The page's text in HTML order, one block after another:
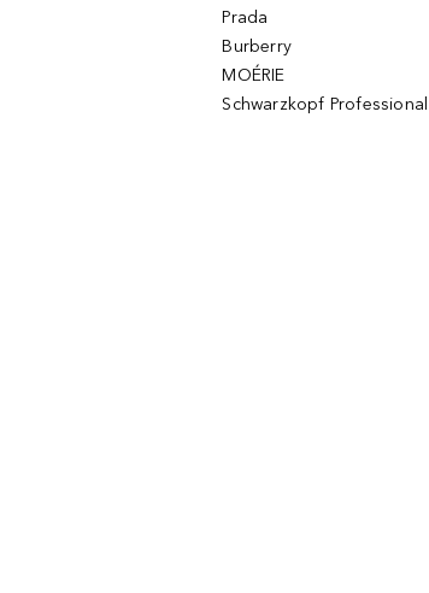
Prada
Burberry
MOÉRIE
Schwarzkopf Professional